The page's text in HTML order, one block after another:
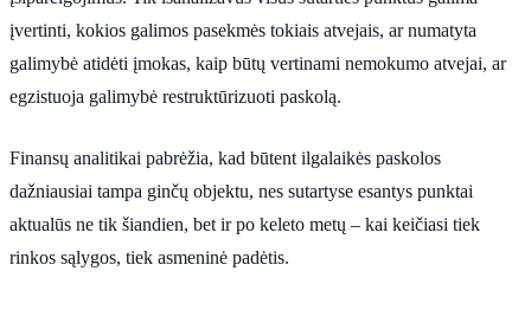
įvertinti, kokios galimos pasekmės tokiais atvejais, ar numatyta
galimybė atidėti įmokas, kaip būtų vertinami nemokumo atvejai, ar
egzistuoja galimybė restruktūrizuoti paskolą.
Finansų analitikai pabrėžia, kad būtent ilgalaikės paskolos
dažniausiai tampa ginčų objektu, nes sutartyse esantys punktai
aktualūs ne tik šiandien, bet ir po keleto metų – kai keičiasi tiek
rinkos sąlygos, tiek asmeninė padėtis.